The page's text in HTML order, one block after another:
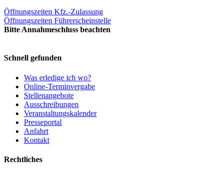
Öffnungszeiten Kfz.-Zulassung
Öffnungszeiten Führerscheinstelle
Bitte Annahmeschluss beachten
Schnell gefunden
Was erledige ich wo?
Online-Terminvergabe
Stellenangebote
Ausschreibungen
Veranstaltungskalender
Presseportal
Anfahrt
Kontakt
Rechtliches